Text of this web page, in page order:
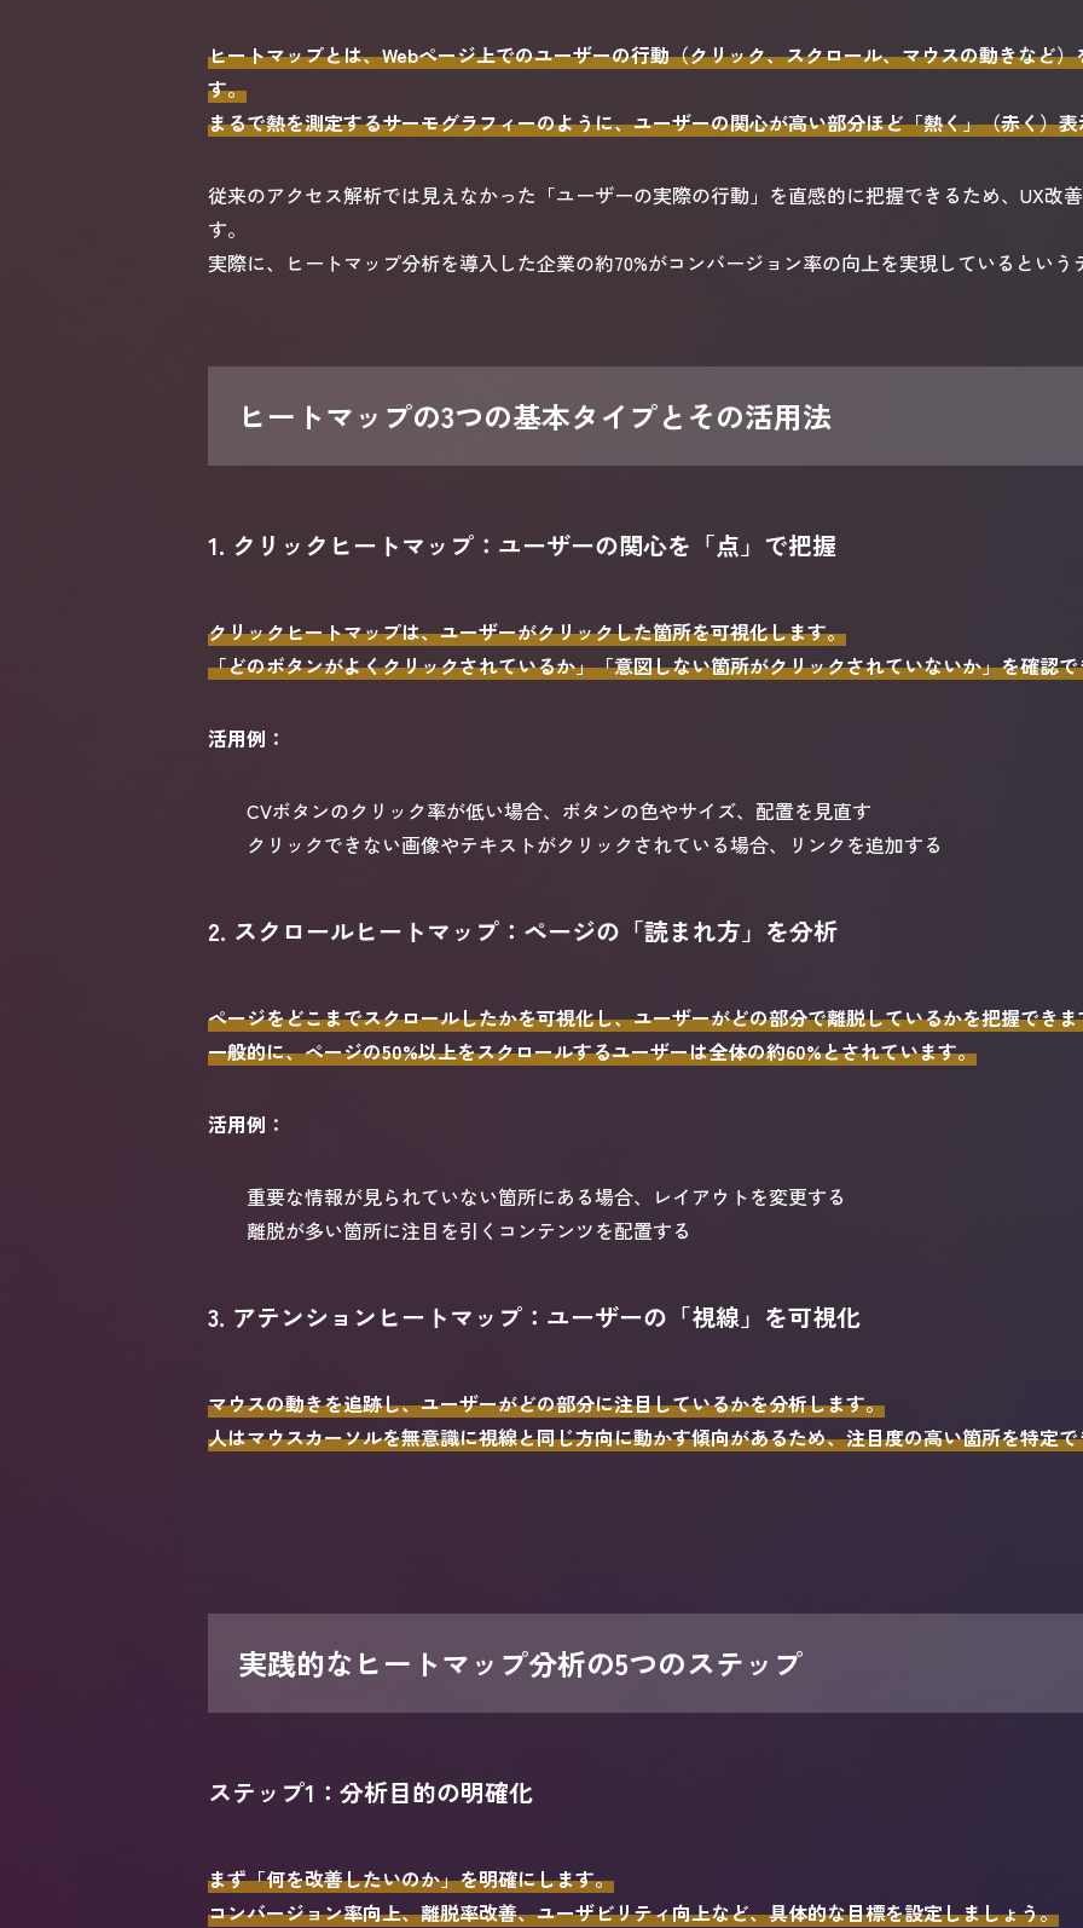
ヒートマップとは、Webページ上でのユーザーの行動（クリック、スクロール、マウスの動きなど
す。
まるで熱を測定するサーモグラフィーのように、ユーザーの関心が高い部分ほど「熱く」（赤く）
従来のアクセス解析では見えなかった「ユーザーの実際の行動」を直感的に把握できるため、UX改
す。
実際に、ヒートマップ分析を導入した企業の約70%がコンバージョン率の向上を実現しているとい
ヒートマップの3つの基本タイプとその活用法
1. クリックヒートマップ：ユーザーの関心を「点」で把握
クリックヒートマップは、ユーザーがクリックした箇所を可視化します。
「どのボタンがよくクリックされているか」「意図しない箇所がクリックされていないか」を確認
活用例：
CVボタンのクリック率が低い場合、ボタンの色やサイズ、配置を見直す
クリックできない画像やテキストがクリックされている場合、リンクを追加する
2. スクロールヒートマップ：ページの「読まれ方」を分析
ページをどこまでスクロールしたかを可視化し、ユーザーがどの部分で離脱しているかを把握でき
一般的に、ページの50%以上をスクロールするユーザーは全体の約60%とされています。
活用例：
重要な情報が見られていない箇所にある場合、レイアウトを変更する
離脱が多い箇所に注目を引くコンテンツを配置する
3. アテンションヒートマップ：ユーザーの「視線」を可視化
マウスの動きを追跡し、ユーザーがどの部分に注目しているかを分析します。
人はマウスカーソルを無意識に視線と同じ方向に動かす傾向があるため、注目度の高い箇所を特定
実践的なヒートマップ分析の5つのステップ
ステップ1：分析目的の明確化
まず「何を改善したいのか」を明確にします。
コンバージョン率向上、離脱率改善、ユーザビリティ向上など、具体的な目標を設定しましょう。